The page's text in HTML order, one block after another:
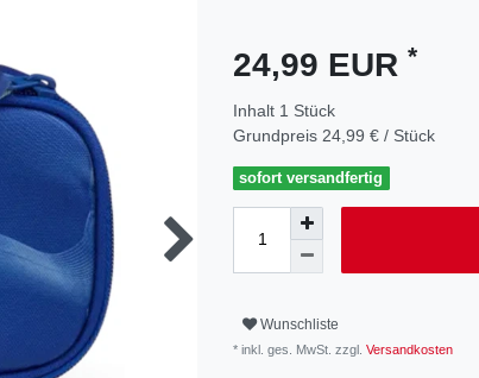
24,99 EUR *
Inhalt 1 Stück
Grundpreis 24,99 € / Stück
sofort versandfertig
Wunschliste
* inkl. ges. MwSt. zzgl. Versandkosten